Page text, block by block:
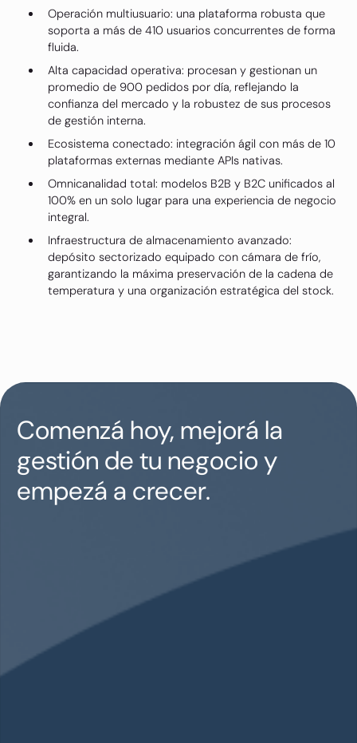
Operación multiusuario: una plataforma robusta que
soporta a más de 410 usuarios concurrentes de forma
fluida.
Alta capacidad operativa: procesan y gestionan un
promedio de 900 pedidos por día, reflejando la
confianza del mercado y la robustez de sus procesos
de gestión interna.
Ecosistema conectado: integración ágil con más de 10
plataformas externas mediante APIs nativas.
Omnicanalidad total: modelos B2B y B2C unificados al
100% en un solo lugar para una experiencia de negocio
integral.
Infraestructura de almacenamiento avanzado:
depósito sectorizado equipado con cámara de frío,
garantizando la máxima preservación de la cadena de
temperatura y una organización estratégica del stock.
Comenzá hoy, mejorá la
gestión de tu negocio y
empezá a crecer.